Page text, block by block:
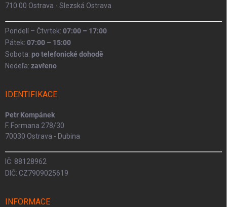
710 00 Ostrava - Slezská Ostrava
Pondelí – Čtvrtek: 07:00 – 17:00
Pátek: 07:00 – 15:00
Sobota: po telefonické dohodě
Nedeľa: zavřeno
IDENTIFIKACE
Petr Kompánek
F. Formana 278/30
70030 Ostrava - Dubina
IČ: 88128962
DIČ: CZ7909025619
INFORMACE